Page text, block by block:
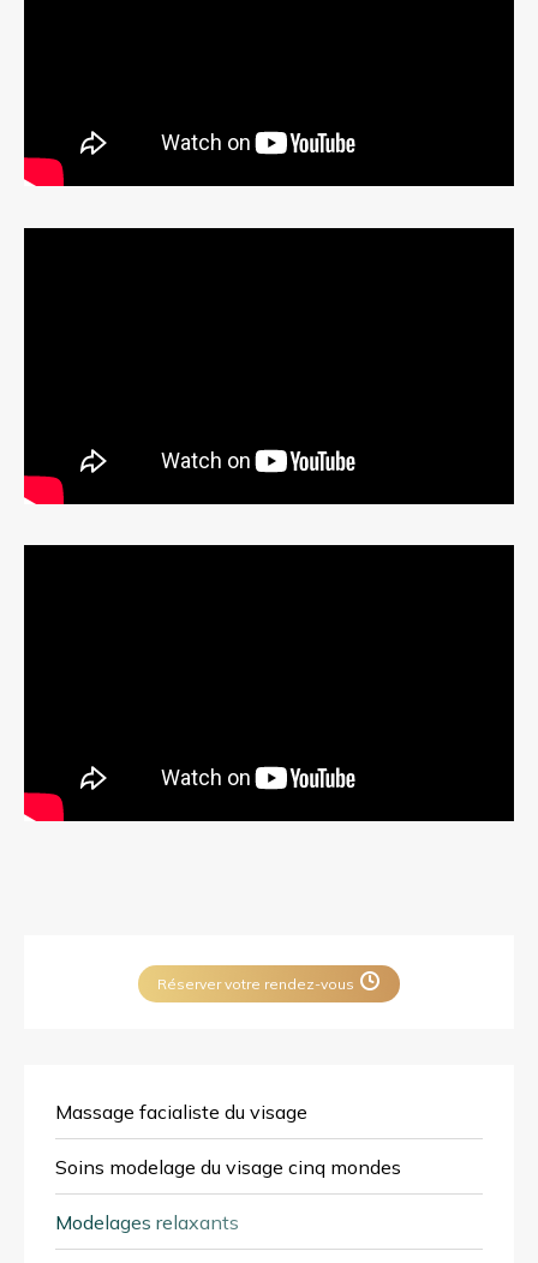
Réserver votre rendez-vous
Massage facialiste du visage
Soins modelage du visage cinq mondes
Modelages relaxants